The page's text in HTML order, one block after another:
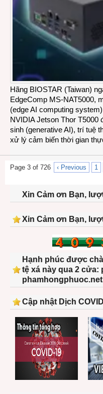
Hãng BIOSTAR (Taiwan)
EdgeComp MS-NAT5000,
(edge AI computing
NVIDIA Jetson Thor T5000
sinh (generative AI), trí tuệ
xử lý cảm biến thời gian
Page 3 of 726 ‹ Previous 1
Xin Cảm ơn Bạn,
Xin Cảm ơn Bạn,
Hạnh phúc được
tệ xá này qua 2
phamhongphuoc.net
Cập nhật Dịch